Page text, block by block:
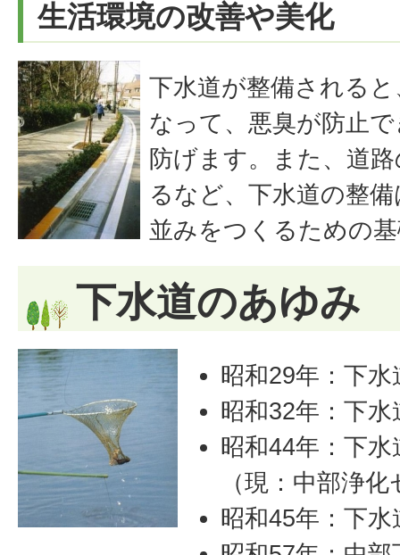
生活環境の改善や美化
下水道が整備される
なって、悪臭が防止
防げます。また、道
るなど、下水道の整
並みをつくるための
下水道のあゆみ
昭和29年：下
昭和32年：下
昭和44年：下
（現：中部浄
昭和45年：下